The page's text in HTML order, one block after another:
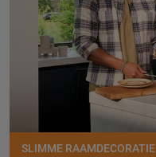
SLIMME RAAMDECORATIE